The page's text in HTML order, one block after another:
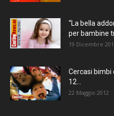
“La bella
per bambine
19 Dicembre
Cercasi bimbi
12...
22 Maggio 2012